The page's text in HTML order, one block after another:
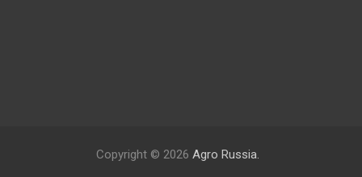
Copyright © 2026 Agro Russia.